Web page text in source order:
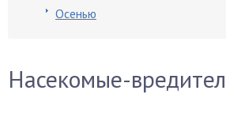
Осенью
Насекомые-